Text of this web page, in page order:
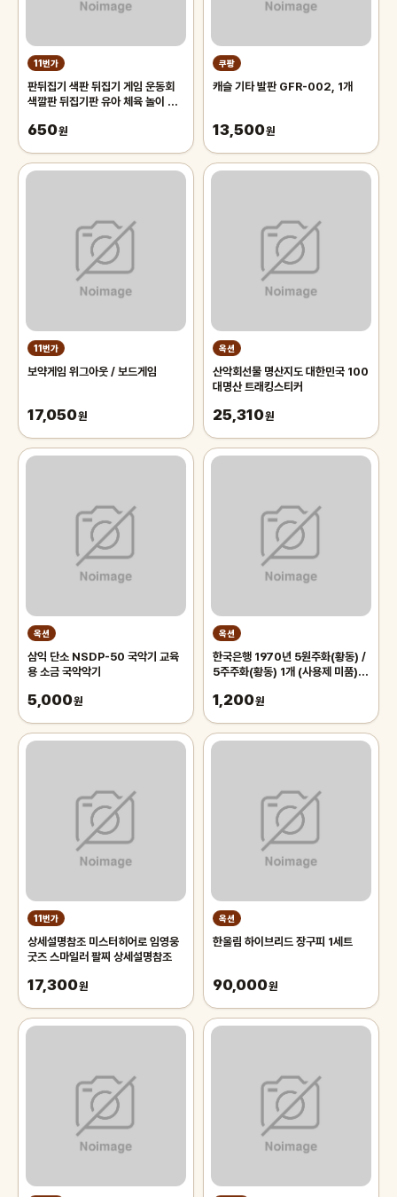
11번가
판뒤집기 색판 뒤집기 게임 운동회
색깔판 뒤집기판 유아 체육 놀이 도
650원
쿠팡
캐슬 기타 발판 GFR-002, 1개
13,500원
11번가
보약게임 위그아웃 / 보드게임
17,050원
옥션
산악회선물 명산지도 대한민국 100
대명산 트래킹스티커
25,310원
옥션
삼익 단소 NSDP-50 국악기 교육
용 소금 국악악기
5,000원
옥션
한국은행 1970년 5원주화(황동) /
5주주화(황동) 1개 (사용제 미품)
1,200원
11번가
상세설명참조 미스터히어로 임영웅
굿즈 스마일러 팔찌 상세설명참조
17,300원
옥션
한울림 하이브리드 장구피 1세트
90,000원